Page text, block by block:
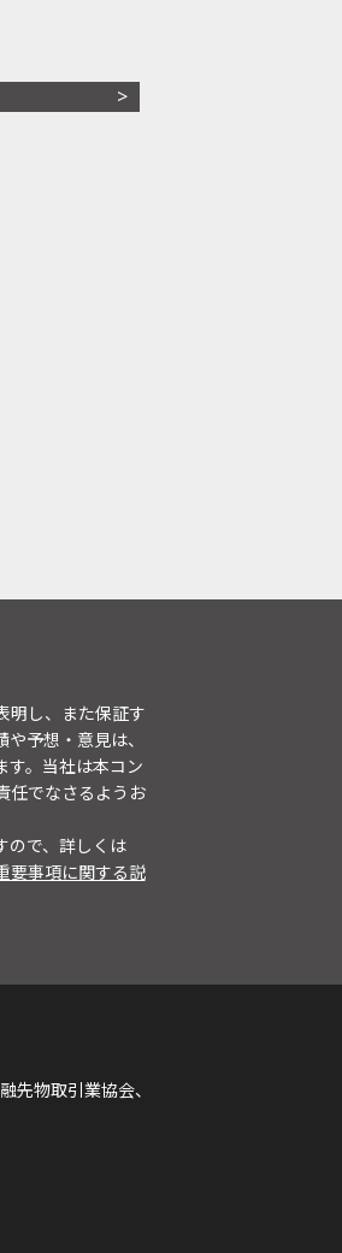
明し、また保証す
予想・意見は、
す。当社は本コン
任でなさるようお
ので、詳しくは
要事項に関する説
先物取引業協会、